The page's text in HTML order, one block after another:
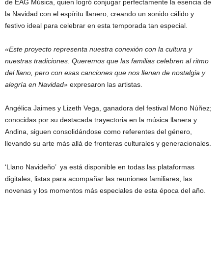
de EAG Música, quien logró conjugar perfectamente la esencia de
la Navidad con el espíritu llanero, creando un sonido cálido y
festivo ideal para celebrar en esta temporada tan especial.
«Este proyecto representa nuestra conexión con la cultura y
nuestras tradiciones. Queremos que las familias celebren al ritmo
del llano, pero con esas canciones que nos llenan de nostalgia y
alegría en Navidad» expresaron las artistas.
Angélica Jaimes y Lizeth Vega, ganadora del festival Mono Núñez;
conocidas por su destacada trayectoria en la música llanera y
Andina, siguen consolidándose como referentes del género,
llevando su arte más allá de fronteras culturales y generacionales.
‘Llano Navideño’ ya está disponible en todas las plataformas
digitales, listas para acompañar las reuniones familiares, las
novenas y los momentos más especiales de esta época del año.